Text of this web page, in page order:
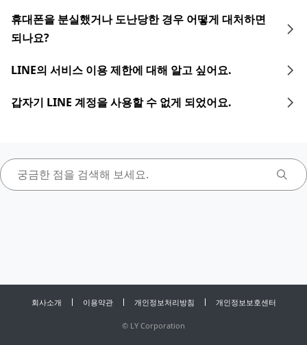
휴대폰을 분실했거나 도난당한 경우 어떻게 대처하면
되나요?
LINE의 서비스 이용 제한에 대해 알고 싶어요.
갑자기 LINE 계정을 사용할 수 없게 되었어요.
회사소개 이용약관 개인정보처리방침 개인정보보호센터
© LY Corporation